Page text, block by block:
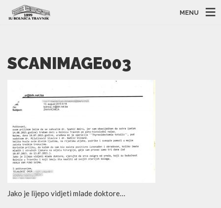
MENU
SCANIMAGE003
Jako je lijepo vidjeti mlade doktore…